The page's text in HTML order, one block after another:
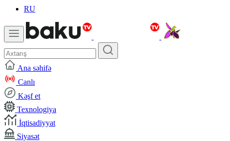
RU
Ana səhifə
Canlı
Kəşf et
Texnologiya
İqtisadiyyat
Siyasət